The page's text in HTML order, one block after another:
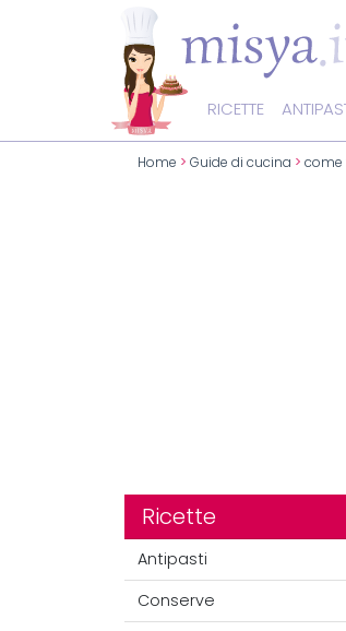
RICETTE
Home > Guide di cucina > come
Ricette
Antipasti
Conserve